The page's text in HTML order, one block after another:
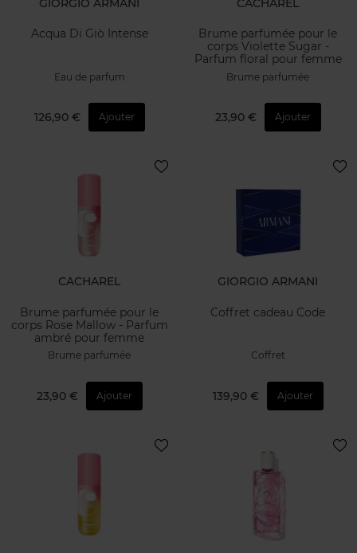
GIORGIO ARMANI
Acqua Di Giò Intense
Eau de parfum
126,90 € Ajouter
CACHAREL
Brume parfumée pour le
corps Violette Sugar -
Parfum floral pour femme
Brume parfumée
23,90 € Ajouter
CACHAREL
Brume parfumée pour le
corps Rose Mallow - Parfum
ambré pour femme
Brume parfumée
23,90 € Ajouter
GIORGIO ARMANI
Coffret cadeau Code
Coffret
139,90 € Ajouter